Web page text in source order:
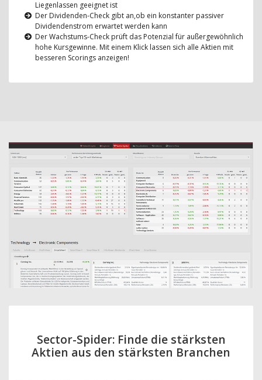
Liegenlassen geeignet ist
Der Dividenden-Check gibt an,ob ein konstanter passiver
Dividendenstrom erwartet werden kann
Der Wachstums-Check prüft das Potenzial für außergewöhnlich
hohe Kursgewinne. Mit einem Klick lassen sich alle Aktien mit
besseren Scorings anzeigen!
Sector-Spider: Finde die stärksten
Aktien aus den stärksten Branchen